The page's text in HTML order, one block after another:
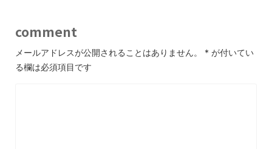
comment
メールアドレスが公開されることはありません。 * が付いてい
る欄は必須項目です